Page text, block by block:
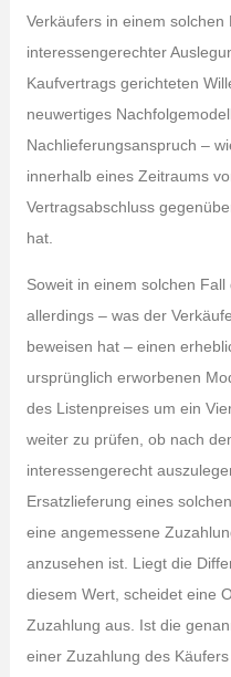
Verkäufers in einem
interessengerechter
Kaufvertrags gerichteten
neuwertiges
Nachlieferungsanspruch –
innerhalb eines Zeitraums
Vertragsabschluss
hat.
Soweit in einem solchen
allerdings – was der
beweisen hat – einen
ursprünglich erworbenen
des Listenpreises um ein
weiter zu prüfen, ob nach
interessengerecht
Ersatzlieferung eines
eine angemessene
anzusehen ist. Liegt die
diesem Wert, scheidet eine
Zuzahlung aus. Ist die
einer Zuzahlung des